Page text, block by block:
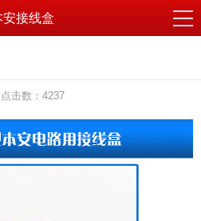
安接线盒
击数： 4237